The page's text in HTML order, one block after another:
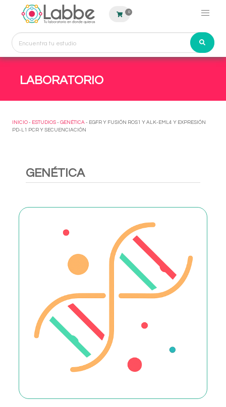
0
LABORATORIO
INICIO - ESTUDIOS - GENÉTICA - EGFR Y FUSIÓN ROS1 Y ALK-EML4 Y EXPRESIÓN
PD-L1 PCR Y SECUENCIACIÓN
GENÉTICA